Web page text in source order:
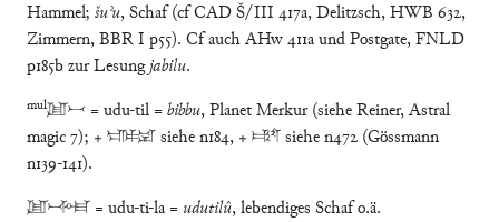
Hammel; šuʾu, Schaf (cf CAD Š/III 417a, Delitzsch, HWB 632,
Zimmern, BBR I p55). Cf auch AHw 411a und Postgate, FNLD
p185b zur Lesungjabilu.
mul𒇻𒁁 = udu-til = bibbu, Planet Merkur (siehe Reiner, Astral
magic 7); + 𒊕𒍑 siehe n184, + 𒄞𒌓 siehe n472 (Gössmann
n139-141).
𒇻𒋾𒆷 = udu-ti-la = udutilû, lebendiges Schaf o.ä.